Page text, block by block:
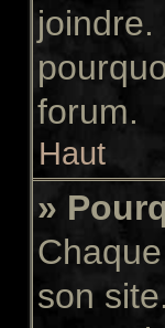
joindre.
forum.
Haut
»
son